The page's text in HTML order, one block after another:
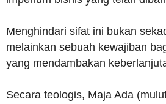
Menghindari sifat ini bukan
melainkan sebuah kewajiban
yang mendambakan
Secara teologis, Maja Ada